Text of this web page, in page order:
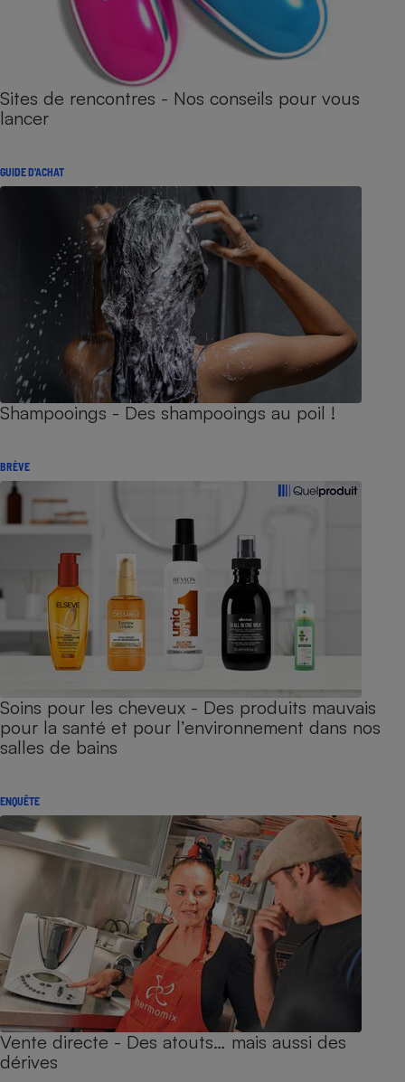
Sites de rencontres - Nos conseils pour vous
lancer
GUIDE D'ACHAT
Shampooings - Des shampooings au poil !
BRÈVE
Soins pour les cheveux - Des produits mauvais
pour la santé et pour l’environnement dans nos
salles de bains
ENQUÊTE
Vente directe - Des atouts… mais aussi des
dérives